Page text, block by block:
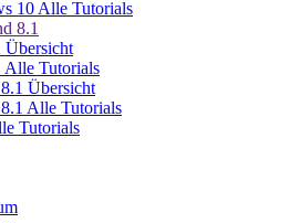
10 Alle Tutorials
8.1
Übersicht
Alle Tutorials
Übersicht
Alle Tutorials
Tutorials